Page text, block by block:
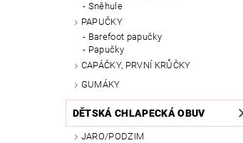
Sněhule
PAPUČKY
Barefoot papučky
Papučky
CAPÁČKY, PRVNÍ KRŮČKY
GUMÁKY
DĚTSKÁ CHLAPECKÁ OBUV
JARO/PODZIM